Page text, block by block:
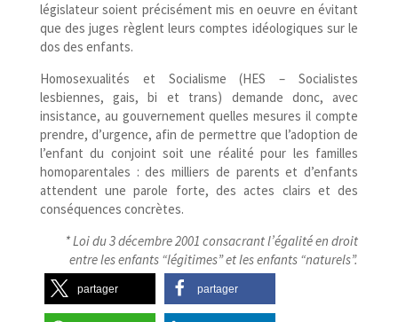
législateur soient précisément mis en oeuvre en évitant
que des juges règlent leurs comptes idéologiques sur le
dos des enfants.
Homosexualités et Socialisme (HES – Socialistes
lesbiennes, gais, bi et trans) demande donc, avec
insistance, au gouvernement quelles mesures il compte
prendre, d’urgence, afin de permettre que l’adoption de
l’enfant du conjoint soit une réalité pour les familles
homoparentales : des milliers de parents et d’enfants
attendent une parole forte, des actes clairs et des
conséquences concrètes.
* Loi du 3 décembre 2001 consacrant l’égalité en droit
entre les enfants “légitimes” et les enfants “naturels”.
partager partager